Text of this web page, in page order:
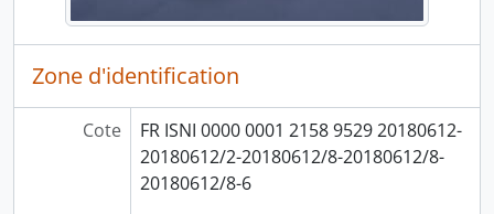
Zone d'identification
Cote
FR ISNI 0000 0001 2158 9529 20180612-
20180612/2-20180612/8-20180612/8-
20180612/8-6